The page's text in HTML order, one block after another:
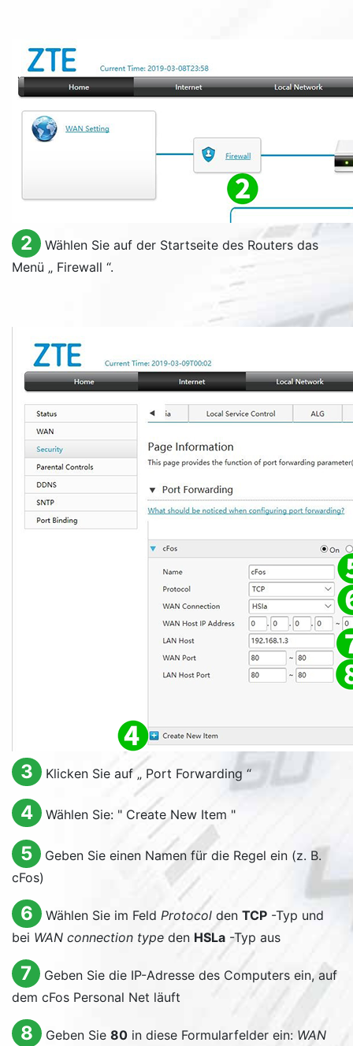
2
Wählen Sie auf der Startseite des Routers das
Menü „ Firewall “.
3 Klicken Sie auf „ Port Forwarding “
4 Wählen Sie: " Create New Item "
5
Geben Sie einen Namen für die Regel ein (z. B.
cFos)
6 Wählen Sie im Feld Protocolden TCP-Typ und
bei WAN connection type den HSLa -Typ aus
7
Geben Sie die IP-Adresse des Computers ein, auf
dem cFos Personal Net läuft
8 Geben Sie 80in diese Formularfelder ein: WAN